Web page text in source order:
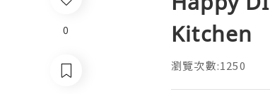
0
Kitchen
瀏覽次數:1250